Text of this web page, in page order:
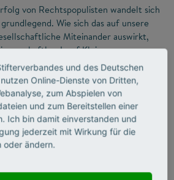
von Rechtspopulisten wandelt sich
Wie sich das auf unsere
Miteinander auswirkt,
Josef Klein.
und des Deutschen
Online-Dienste von Dritten,
zum Abspielen von
und zum Bereitstellen einer
Ich bin damit einverstanden und
jederzeit mit Wirkung für die
oder ändern.